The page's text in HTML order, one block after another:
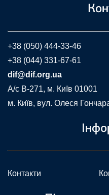
+38 (050) 444-33-46
+38 (044) 331-67-61
dif@dif.org.ua
A/c В-271, м. Київ 01001
м. Київ, вул. Олеся
Контакти